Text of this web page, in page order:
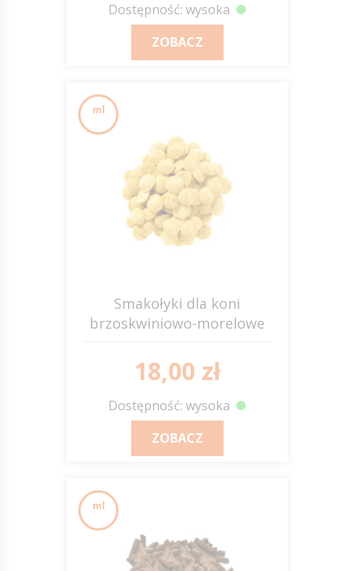
Dostępność: wysoka
ZOBACZ
ml
Smakołyki dla koni
brzoskwiniowo-morelowe
18,00 zł
Dostępność: wysoka
ZOBACZ
ml